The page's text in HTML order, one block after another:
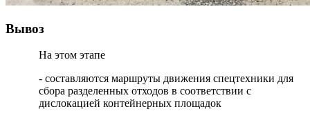
Вывоз
На этом этапе
- составляются маршруты движения спецтехники для
сбора разделенных отходов в соответствии с
дислокацией контейнерных площадок